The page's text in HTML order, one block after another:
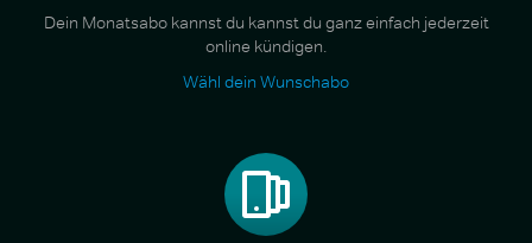
Dein Monatsabo kannst du kannst du ganz einfach jederzeit
online kündigen.
Wähl dein Wunschabo